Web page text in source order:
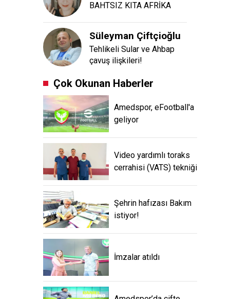
BAHTSIZ KITA AFRİKA
Süleyman Çiftçioğlu
Tehlikeli Sular ve Ahbap
çavuş ilişkileri!
Çok Okunan Haberler
Amedspor, eFootball'a
geliyor
Video yardımlı toraks
cerrahisi (VATS) tekniği
Şehrin hafızası Bakım
istiyor!
İmzalar atıldı